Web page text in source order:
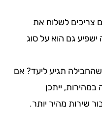
לשלוח את
גם הוא על סוג
תגיע ליעד? אם
ייתכן
מהיר יותר.